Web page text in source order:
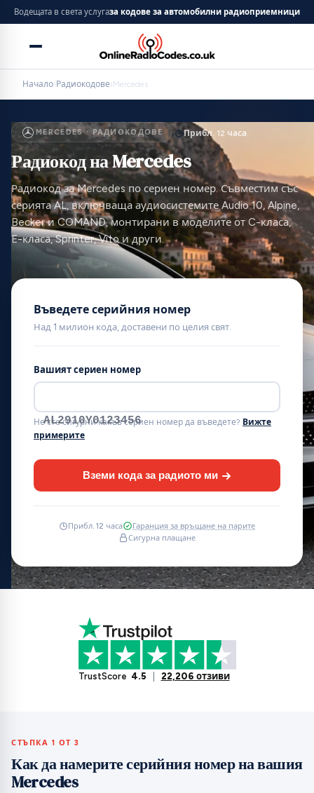
Водещата в света услугаза кодове за автомобилни радиоприемници
Начало› Радиокодове›Mercedes
MERCEDES · РАДИОКОДОВЕ Прибл. 12 часа
Радиокод на Mercedes
Радиокод за Mercedes по сериен номер. Съвместим със
серията AL, включваща аудиосистемите Audio 10, Alpine,
Becker и COMAND, монтирани в моделите от C-класа,
E-класа, Sprinter, Vito и други.
Въведете серийния номер
Над 1 милион кода, доставени по целия свят.
Вашият сериен номер
AL2910Y0123456
Не сте сигурни какъв сериен номер да въведете? Вижте
примерите
Вземи кода за радиото ми
Прибл. 12 часа
Гаранция за връщане на парите
Сигурна плащане
TrustScore 4.5 22,206 отзиви
СТЪПКА 1 ОТ 3
Как да намерите серийния номер на вашия
Mercedes